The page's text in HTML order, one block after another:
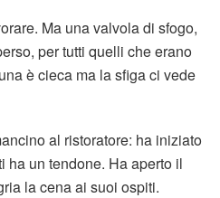
Ma una valvola di sfogo,
per tutti quelli che erano
è cieca ma la sfiga ci vede
al ristoratore: ha iniziato
ha un tendone. Ha aperto il
la cena ai suoi ospiti.